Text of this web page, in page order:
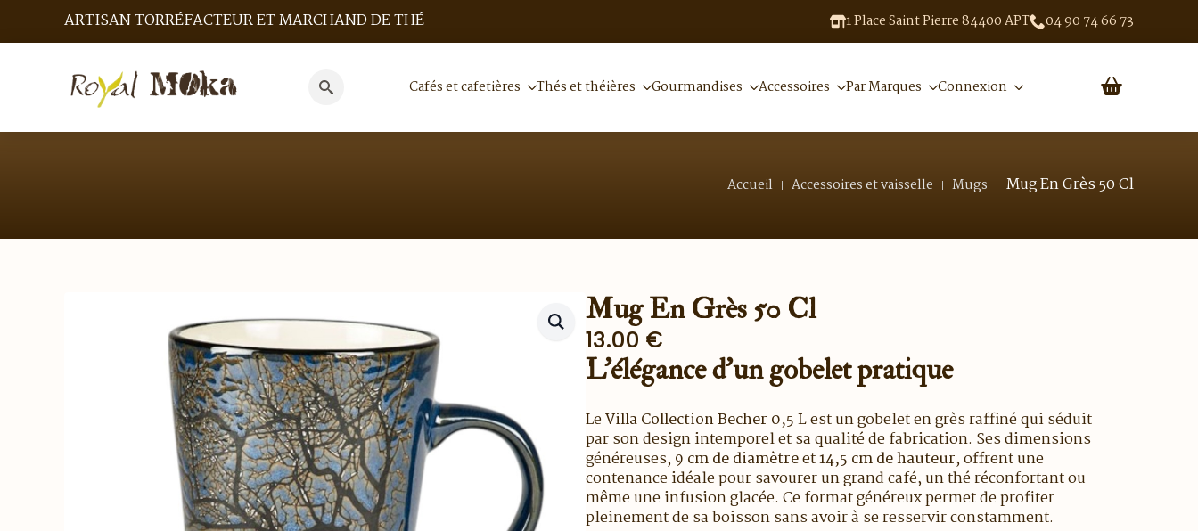
ARTISAN TORRÉFACTEUR ET MARCHAND DE THÉ 1 Place Saint Pierre 84400 APT 04 90 74 66 73
for:
Cafés et cafetières Thés et théières Gourmandises Accessoires Par Marques Connexion
Accueil Accessoires et vaisselle Mugs Mug En Grès 50 Cl
Mug En Grès 50 Cl
13.00 €
L’élégance d’un gobelet pratique
LeVilla Collection Becher 0,5 Lest un gobelet en grès raffiné qui séduit
par son design intemporel et sa qualité de fabrication. Ses dimensions
généreuses,9 cm de diamètreet14,5 cm de hauteur, offrent une
contenance idéale pour savourer un grand café, un thé réconfortant ou
même une infusion glacée. Ce format généreux permet de profiter
pleinement de sa boisson sans avoir à se resservir constamment.